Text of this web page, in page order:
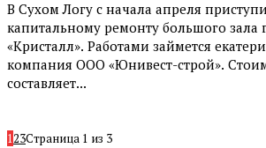
В Сухом Логу с начала апреля
капитальному ремонту большого зала
«Кристалл». Работами займется
компания ООО «Юнивест-строй».
составляет...
123Страница 1 из 3